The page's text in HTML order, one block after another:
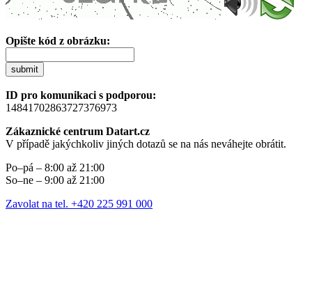
Opište kód z obrázku:
submit
ID pro komunikaci s podporou:
14841702863727376973
Zákaznické centrum Datart.cz
V případě jakýchkoliv jiných dotazů se na nás neváhejte obrátit.
Po–pá – 8:00 až 21:00
So–ne – 9:00 až 21:00
Zavolat na tel. +420 225 991 000